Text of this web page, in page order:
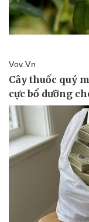
Sân khấu - Điện ảnh
Văn học